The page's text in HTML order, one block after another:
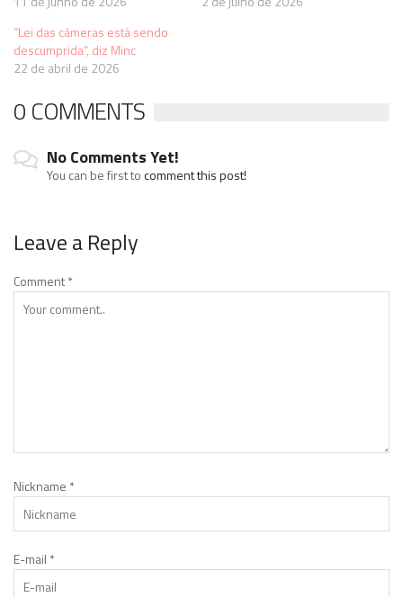
“Lei das câmeras está sendo
descumprida”, diz Minc
22 de abril de 2026
0 COMMENTS
No Comments Yet!
You can be first tocomment this post!
Leave a Reply
Comment*
Nickname *
E-mail *